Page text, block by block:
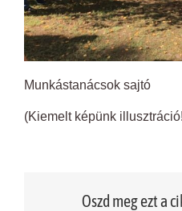
Munkástanácsok sajtó
(Kiemelt képünk
Oszd meg ezt a